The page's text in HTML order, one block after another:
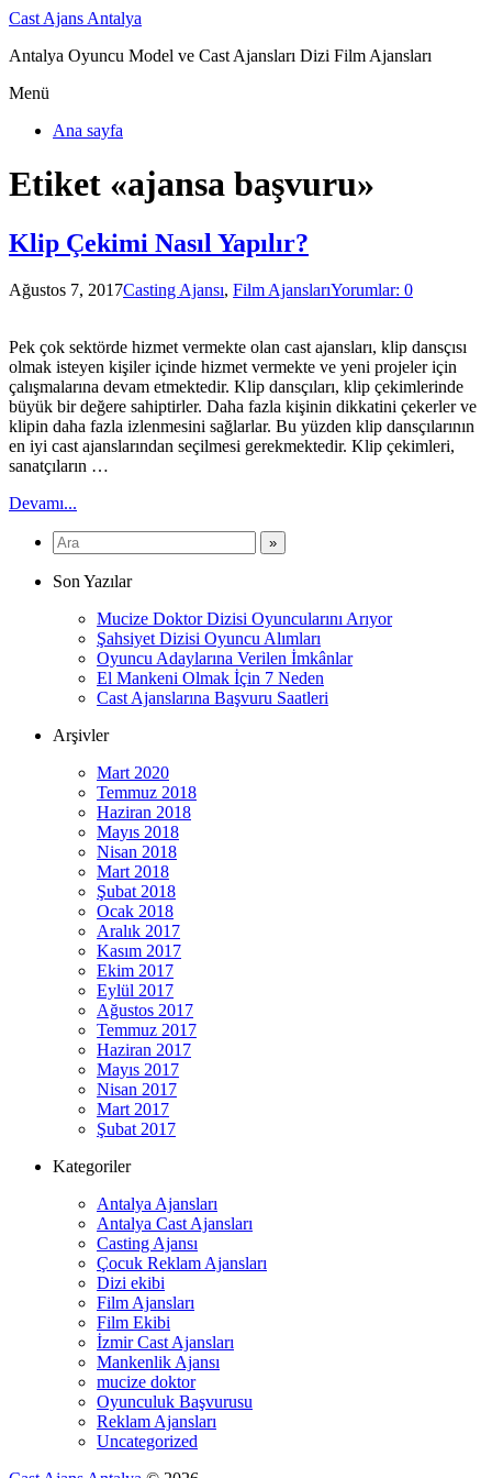
Cast Ajans Antalya
Antalya Oyuncu Model ve Cast Ajansları Dizi Film Ajansları
Menü
Ana sayfa
Etiket «ajansa başvuru»
Klip Çekimi Nasıl Yapılır?
Ağustos 7, 2017Casting Ajansı, Film AjanslarıYorumlar: 0
Pek çok sektörde hizmet vermekte olan cast ajansları, klip dansçısı
olmak isteyen kişiler içinde hizmet vermekte ve yeni projeler için
çalışmalarına devam etmektedir. Klip dansçıları, klip çekimlerinde
büyük bir değere sahiptirler. Daha fazla kişinin dikkatini çekerler ve
klipin daha fazla izlenmesini sağlarlar. Bu yüzden klip dansçılarının
en iyi cast ajanslarından seçilmesi gerekmektedir. Klip çekimleri,
sanatçıların …
Devamı...
Son Yazılar
Mucize Doktor Dizisi Oyuncularını Arıyor
Şahsiyet Dizisi Oyuncu Alımları
Oyuncu Adaylarına Verilen İmkânlar
El Mankeni Olmak İçin 7 Neden
Cast Ajanslarına Başvuru Saatleri
Arşivler
Mart 2020
Temmuz 2018
Haziran 2018
Mayıs 2018
Nisan 2018
Mart 2018
Şubat 2018
Ocak 2018
Aralık 2017
Kasım 2017
Ekim 2017
Eylül 2017
Ağustos 2017
Temmuz 2017
Haziran 2017
Mayıs 2017
Nisan 2017
Mart 2017
Şubat 2017
Kategoriler
Antalya Ajansları
Antalya Cast Ajansları
Casting Ajansı
Çocuk Reklam Ajansları
Dizi ekibi
Film Ajansları
Film Ekibi
İzmir Cast Ajansları
Mankenlik Ajansı
mucize doktor
Oyunculuk Başvurusu
Reklam Ajansları
Uncategorized